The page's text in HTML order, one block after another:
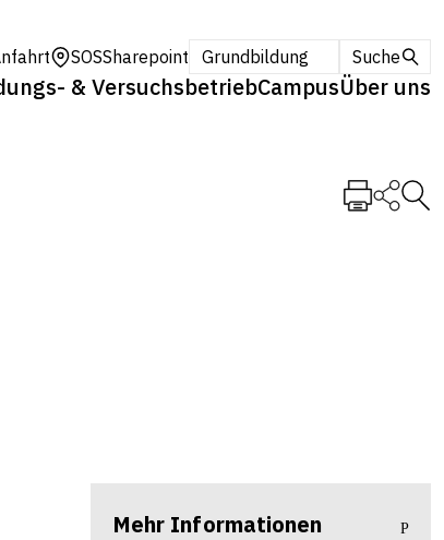
SOSSharepoint Grundbildung Suche
& VersuchsbetriebCampusÜber uns
Mehr Informationen